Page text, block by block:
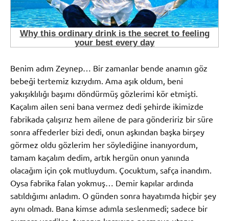
Benim adım Zeynep… Bir zamanlar bende anamın göz
bebeği tertemiz kızıydım. Ama aşık oldum, beni
yakışıklılığı başımı döndürmüş gözlerimi kör etmişti.
Kaçalım ailen seni bana vermez dedi şehirde ikimizde
fabrikada çalışırız hem ailene de para göndeririz bir süre
sonra affederler bizi dedi, onun aşkından başka birşey
görmez oldu gözlerim her söylediğine inanıyordum,
tamam kaçalım dedim, artık hergün onun yanında
olacağım için çok mutluydum. Çocuktum, safça inandım.
Oysa fabrika falan yokmuş… Demir kapılar ardında
satıldığımı anladım. O günden sonra hayatımda hiçbir şey
aynı olmadı. Bana kimse adımla seslenmedi; sadece bir